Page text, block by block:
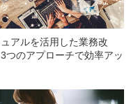
アルを活用した業務改
つのアプローチで効率アッ